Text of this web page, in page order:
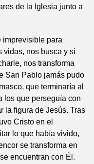
de la Iglesia junto a
imprevisible para
vidas, nos busca y si
nos transforma
San Pablo jamás pudo
que terminaría al
los que perseguía con
la figura de Jesús. Tras
Cristo en el
lo que había vivido,
se transforma en
encuentran con Él.